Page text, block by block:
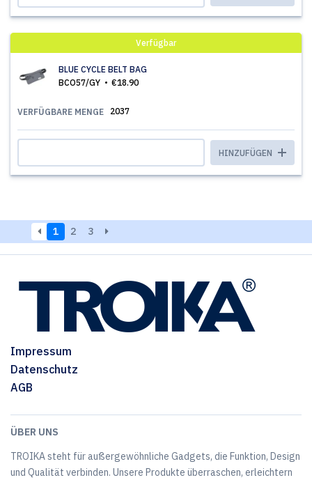
Verfügbar
BLUE CYCLE BELT BAG
BCO57/GY
€18.90
VERFÜGBARE MENGE 2037
HINZUFÜGEN
1 2 3
Impressum
Datenschutz
AGB
ÜBER UNS
TROIKA steht für außergewöhnliche Gadgets, die Funktion, Design
und Qualität verbinden. Unsere Produkte überraschen, erleichtern